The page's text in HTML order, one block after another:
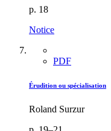
p. 18
Notice
PDF
Érudition ou spécialisation
Roland Surzur